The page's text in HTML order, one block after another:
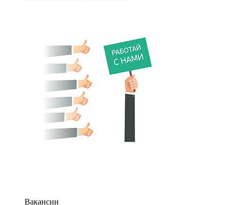
Вакансии